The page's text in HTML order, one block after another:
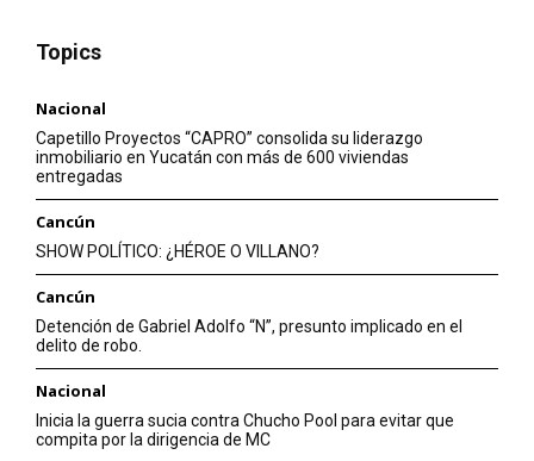
Topics
Nacional
Capetillo Proyectos “CAPRO” consolida su liderazgo
inmobiliario en Yucatán con más de 600 viviendas
entregadas
Cancún
SHOW POLÍTICO: ¿HÉROE O VILLANO?
Cancún
Detención de Gabriel Adolfo “N”, presunto implicado en el
delito de robo.
Nacional
Inicia la guerra sucia contra Chucho Pool para evitar que
compita por la dirigencia de MC